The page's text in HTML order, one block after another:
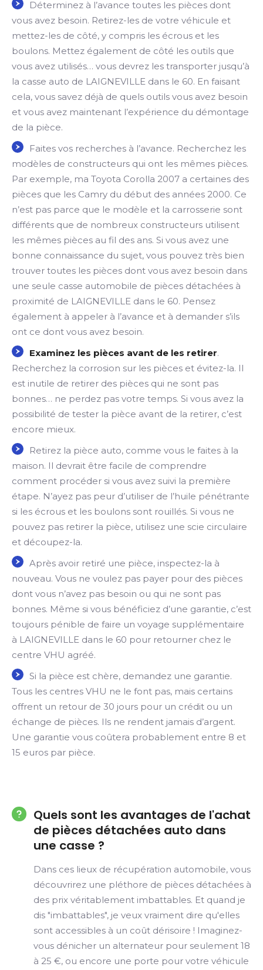
Déterminez à l’avance toutes les pièces dont
vous avez besoin. Retirez-les de votre véhicule et
mettez-les de côté, y compris les écrous et les
boulons. Mettez également de côté les outils que
vous avez utilisés… vous devrez les transporter jusqu’à
la casse auto de LAIGNEVILLE dans le 60. En faisant
cela, vous savez déjà de quels outils vous avez besoin
et vous avez maintenant l’expérience du démontage
de la pièce.
Faites vos recherches à l’avance. Recherchez les
modèles de constructeurs qui ont les mêmes pièces.
Par exemple, ma Toyota Corolla 2007 a certaines des
pièces que les Camry du début des années 2000. Ce
n’est pas parce que le modèle et la carrosserie sont
différents que de nombreux constructeurs utilisent
les mêmes pièces au fil des ans. Si vous avez une
bonne connaissance du sujet, vous pouvez très bien
trouver toutes les pièces dont vous avez besoin dans
une seule casse automobile de pièces détachées à
proximité de LAIGNEVILLE dans le 60. Pensez
également à appeler à l’avance et à demander s’ils
ont ce dont vous avez besoin.
Examinez les pièces avant de les retirer.
Recherchez la corrosion sur les pièces et évitez-la. Il
est inutile de retirer des pièces qui ne sont pas
bonnes… ne perdez pas votre temps. Si vous avez la
possibilité de tester la pièce avant de la retirer, c’est
encore mieux.
Retirez la pièce auto, comme vous le faites à la
maison. Il devrait être facile de comprendre
comment procéder si vous avez suivi la première
étape. N’ayez pas peur d’utiliser de l’huile pénétrante
si les écrous et les boulons sont rouillés. Si vous ne
pouvez pas retirer la pièce, utilisez une scie circulaire
et découpez-la.
Après avoir retiré une pièce, inspectez-la à
nouveau. Vous ne voulez pas payer pour des pièces
dont vous n’avez pas besoin ou qui ne sont pas
bonnes. Même si vous bénéficiez d’une garantie, c’est
toujours pénible de faire un voyage supplémentaire
à LAIGNEVILLE dans le 60 pour retourner chez le
centre VHU agréé.
Si la pièce est chère, demandez une garantie.
Tous les centres VHU ne le font pas, mais certains
offrent un retour de 30 jours pour un crédit ou un
échange de pièces. Ils ne rendent jamais d’argent.
Une garantie vous coûtera probablement entre 8 et
15 euros par pièce.
Quels sont les avantages de l'achat
de pièces détachées auto dans
une casse ?
Dans ces lieux de récupération automobile, vous
découvrirez une pléthore de pièces détachées à
des prix véritablement imbattables. Et quand je
dis "imbattables", je veux vraiment dire qu'elles
sont accessibles à un coût dérisoire ! Imaginez-
vous dénicher un alternateur pour seulement 18
à 25 €, ou encore une porte pour votre véhicule